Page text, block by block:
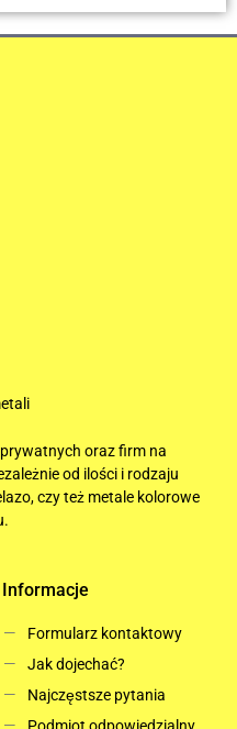
oraz firm na
od ilości i rodzaju
czy też metale kolorowe
Informacje
Formularz kontaktowy
Jak dojechać?
Najczęstsze pytania
Podmiot odpowiedzialny